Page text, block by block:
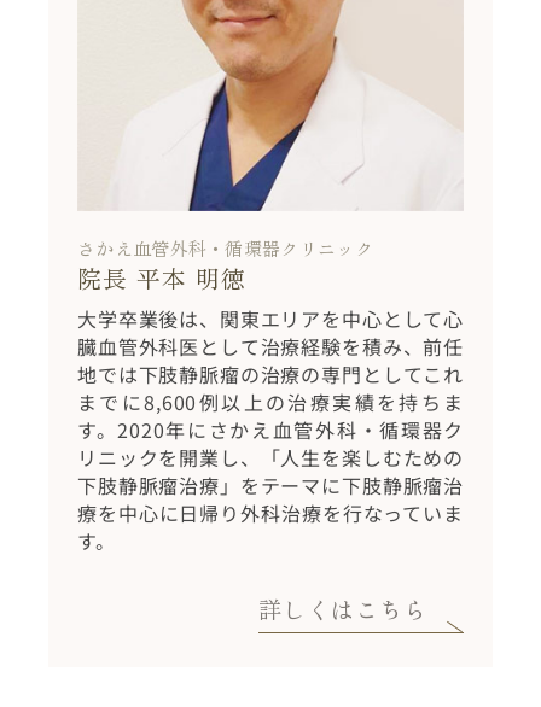
さかえ血管外科・循環器クリニック
院長 平本 明徳
大学卒業後は、関東エリアを中心として心
臓血管外科医として治療経験を積み、前任
地では下肢静脈瘤の治療の専門としてこれ
までに8,600例以上の治療実績を持ちま
す。2020年にさかえ血管外科・循環器ク
リニックを開業し、「人生を楽しむための
下肢静脈瘤治療」をテーマに下肢静脈瘤治
療を中心に日帰り外科治療を行なっていま
す。
詳しくはこちら